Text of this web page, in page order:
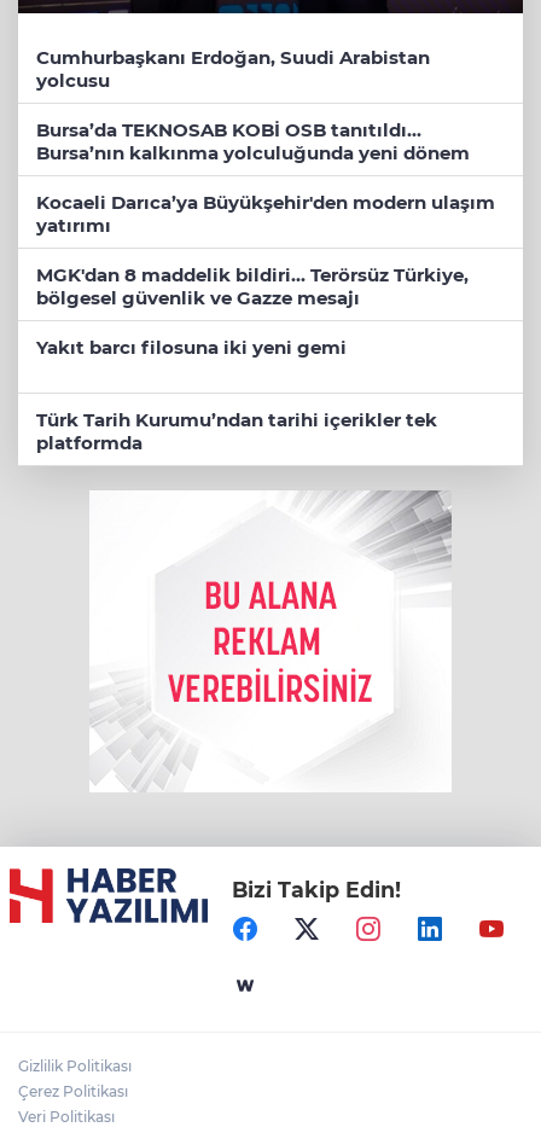
Cumhurbaşkanı Erdoğan, Suudi Arabistan
yolcusu
Bursa’da TEKNOSAB KOBİ OSB tanıtıldı...
Bursa’nın kalkınma yolculuğunda yeni dönem
Kocaeli Darıca’ya Büyükşehir'den modern ulaşım
yatırımı
MGK'dan 8 maddelik bildiri... Terörsüz Türkiye,
bölgesel güvenlik ve Gazze mesajı
Yakıt barcı filosuna iki yeni gemi
Türk Tarih Kurumu’ndan tarihi içerikler tek
platformda
Bizi Takip Edin!
Gizlilik Politikası
Çerez Politikası
Veri Politikası